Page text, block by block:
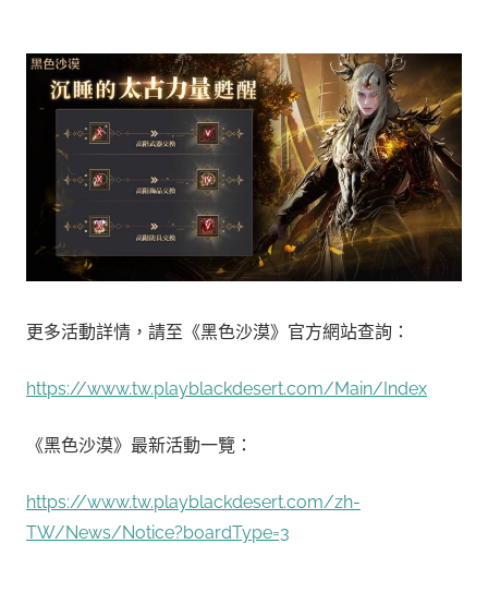
更多活動詳情，請至《黑色沙漠》官方網站查詢：
https://www.tw.playblackdesert.com/Main/Index
《黑色沙漠》最新活動一覽：
https://www.tw.playblackdesert.com/zh-
TW/News/Notice?boardType=3